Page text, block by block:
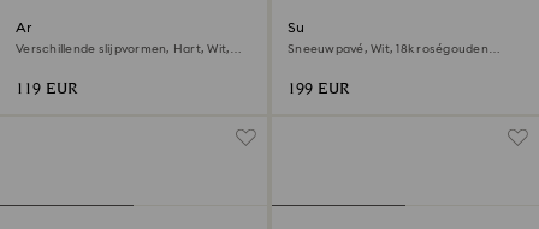
Ariana Grande x Swarovski
Oorknopjes
Verschillende slijpvormen, Hart, Wit,
119 EUR
Sublima armband
Sneeuwpavé, Wit, 18k roségouden
199 EUR